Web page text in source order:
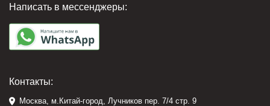
Написать в мессенджеры:
Контакты:
Москва, м.Китай-город, Лучников пер. 7/4 стр. 9